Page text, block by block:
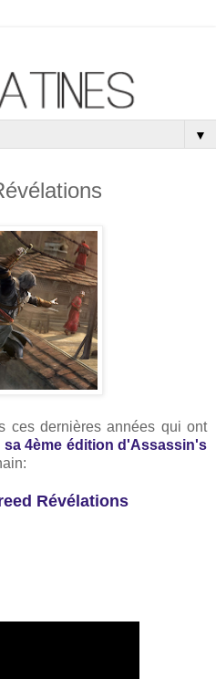
▼
ces dernières années qui ont
4ème édition d'Assassin's
Révélations